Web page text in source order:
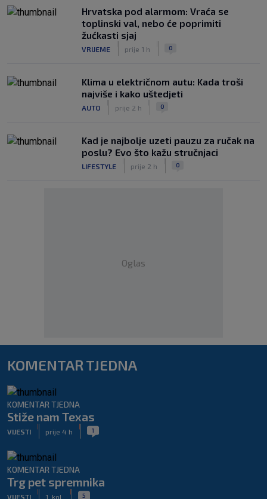
Hrvatska pod alarmom: Vraća se
toplinski val, nebo će poprimiti
žućkasti sjaj
VRIJEME prije 1 h 0
Klima u električnom autu: Kada troši
najviše i kako uštedjeti
AUTO prije 2 h 0
Kad je najbolje uzeti pauzu za ručak na
poslu? Evo što kažu stručnjaci
LIFESTYLE prije 2 h 0
Oglas
KOMENTAR TJEDNA
KOMENTAR TJEDNA
Stiže nam Texas
VIJESTI prije 4 h 1
KOMENTAR TJEDNA
Trg pet spremnika
VIJESTI 1. kol. 5